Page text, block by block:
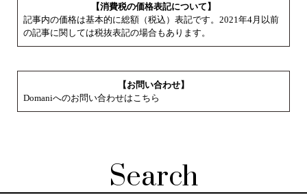
【消費税の価格表記について】
記事内の価格は基本的に総額（税込）表記です。2021年4月以前
の記事に関しては税抜表記の場合もあります。
【お問い合わせ】
Domaniへのお問い合わせはこちら
Search